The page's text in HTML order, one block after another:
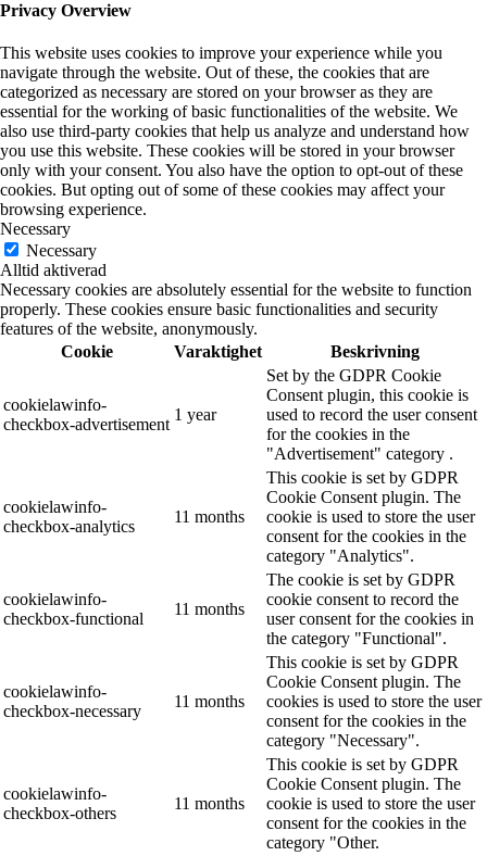
Privacy Overview
This website uses cookies to improve your experience while you
navigate through the website. Out of these, the cookies that are
categorized as necessary are stored on your browser as they are
essential for the working of basic functionalities of the website. We
also use third-party cookies that help us analyze and understand how
you use this website. These cookies will be stored in your browser
only with your consent. You also have the option to opt-out of these
cookies. But opting out of some of these cookies may affect your
browsing experience.
Necessary
Necessary
Alltid aktiverad
Necessary cookies are absolutely essential for the website to function
properly. These cookies ensure basic functionalities and security
features of the website, anonymously.
Cookie
Varaktighet Beskrivning
cookielawinfo-
checkbox-advertisement
1 year
Set by the GDPR Cookie
Consent plugin, this cookie is
used to record the user consent
for the cookies in the
"Advertisement" category .
cookielawinfo-
checkbox-analytics
11 months
This cookie is set by GDPR
Cookie Consent plugin. The
cookie is used to store the user
consent for the cookies in the
category "Analytics".
cookielawinfo-
checkbox-functional
11 months
The cookie is set by GDPR
cookie consent to record the
user consent for the cookies in
the category "Functional".
cookielawinfo-
checkbox-necessary
11 months
This cookie is set by GDPR
Cookie Consent plugin. The
cookies is used to store the user
consent for the cookies in the
category "Necessary".
cookielawinfo-
checkbox-others
11 months
This cookie is set by GDPR
Cookie Consent plugin. The
cookie is used to store the user
consent for the cookies in the
category "Other.